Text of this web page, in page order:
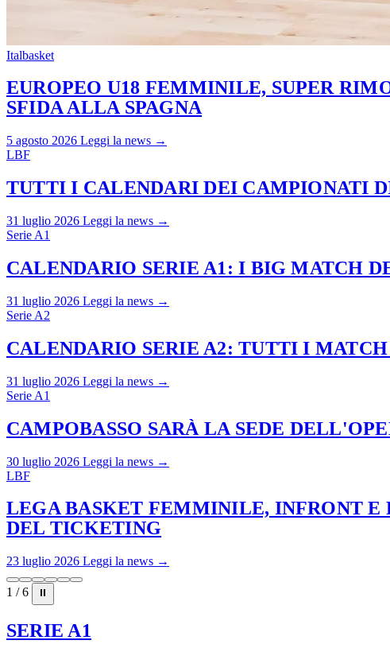
Italbasket
EUROPEO U18 FEMMINILE, SUPER
SFIDA ALLA SPAGNA
5 agosto 2026 Leggi la news →
LBF
TUTTI I CALENDARI DEI CAMPIONATI
31 luglio 2026 Leggi la news →
Serie A1
CALENDARIO SERIE A1: I BIG MATCH
31 luglio 2026 Leggi la news →
Serie A2
CALENDARIO SERIE A2: TUTTI I
31 luglio 2026 Leggi la news →
Serie A1
CAMPOBASSO SARÀ LA SEDE
30 luglio 2026 Leggi la news →
LBF
LEGA BASKET FEMMINILE, INFRONT E
DEL TICKETING
23 luglio 2026 Leggi la news →
1 / 6 ⏸
SERIE A1